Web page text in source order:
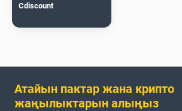
Cdiscount
Атайын пактар жана крипто
жаңылыктарын алыңыз